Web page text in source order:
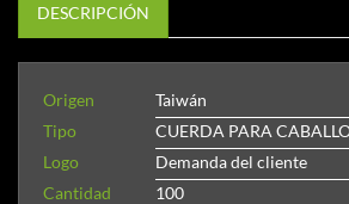
DESCRIPCIÓN
Origen
Taiwán
Tipo
CUERDA PARA
Logo
Demanda del cliente
Cantidad
100